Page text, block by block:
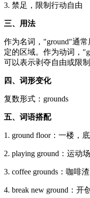
3. 禁足，限制行动自由
三、用法
作为名词，"ground"通
定的区域。作为动词，
可以表示剥夺自由或限制
四、词形变化
复数形式：grounds
五、词语搭配
1. ground floor：一楼，
2. playing ground：运动
3. coffee grounds：咖啡渣
4. break new ground：开